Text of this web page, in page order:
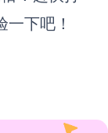
一下吧！